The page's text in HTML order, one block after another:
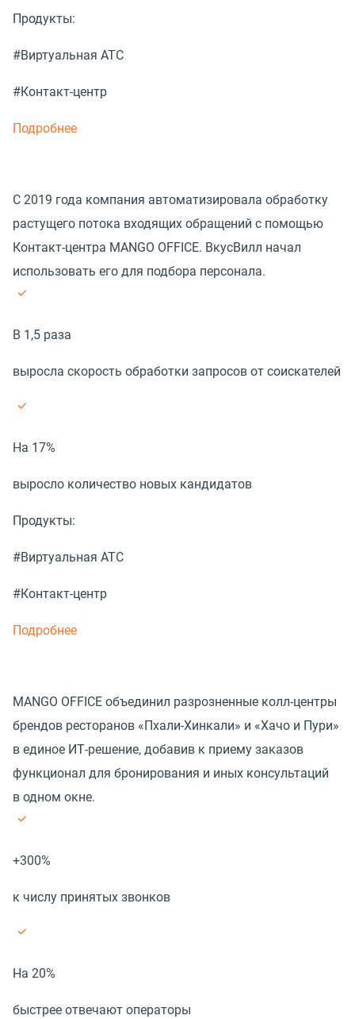
Продукты:
#Виртуальная АТС
#Контакт-центр
Подробнее
С 2019 года компания автоматизировала обработку
растущего потока входящих обращений с помощью
Контакт-центра MANGO OFFICE. ВкусВилл начал
использовать его для подбора персонала.
В 1,5 раза
выросла скорость обработки запросов от соискателей
На 17%
выросло количество новых кандидатов
Продукты:
#Виртуальная АТС
#Контакт-центр
Подробнее
MANGO OFFICE объединил разрозненные колл-центры
брендов ресторанов «Пхали-Хинкали» и «Хачо и Пури»
в единое ИТ-решение, добавив к приему заказов
функционал для бронирования и иных консультаций
в одном окне.
+300%
к числу принятых звонков
На 20%
быстрее отвечают операторы